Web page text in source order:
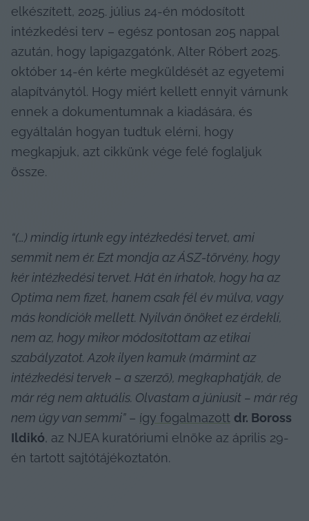
elkészített, 2025. július 24-én módosított
intézkedési terv – egész pontosan 205 nappal
azután, hogy lapigazgatónk, Alter Róbert 2025.
október 14-én kérte megküldését az egyetemi
alapítványtól. Hogy miért kellett ennyit várnunk
ennek a dokumentumnak a kiadására, és
egyáltalán hogyan tudtuk elérni, hogy
megkapjuk, azt cikkünk vége felé foglaljuk
össze.
“(…) mindig írtunk egy intézkedési tervet, ami
semmit nem ér. Ezt mondja az ÁSZ-törvény, hogy
kér intézkedési tervet. Hát én írhatok, hogy ha az
Optima nem fizet, hanem csak fél év múlva, vagy
más kondíciók mellett. Nyilván önöket ez érdekli,
nem az, hogy mikor módosítottam az etikai
szabályzatot. Azok ilyen kamuk (mármint az
intézkedési tervek – a szerző), megkaphatják, de
már rég nem aktuális. Olvastam a júniusit – már rég
nem úgy van semmi” – így fogalmazott dr. Boross
Ildikó, az NJEA kuratóriumi elnöke az április 29-
én tartott sajtótájékoztatón.